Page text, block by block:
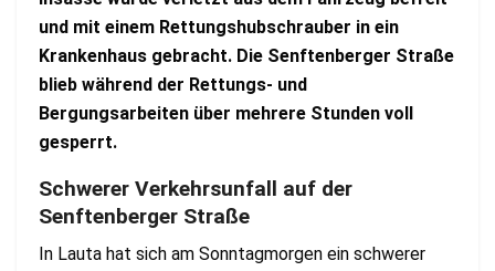
und mit einem Rettungshubschrauber in ein
Krankenhaus gebracht. Die Senftenberger Straße
blieb während der Rettungs- und
Bergungsarbeiten über mehrere Stunden voll
gesperrt.
Schwerer Verkehrsunfall auf der
Senftenberger Straße
In Lauta hat sich am Sonntagmorgen ein schwerer